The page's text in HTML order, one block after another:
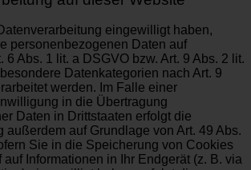
eingewilligt haben,
personenbezogenen Daten auf
6 Abs. 1 lit. a DSGVO bzw. Art. 9 Abs. 2 lit.
Datenkategorien nach Art. 9
werden. Im Falle einer
in die Übertragung
Daten in Drittstaaten erfolgt die
außerdem auf Grundlage von Art. 49 Abs.
Sie in die Speicherung von Cookies
auf Informationen in Ihr Endgerät (z. B. via